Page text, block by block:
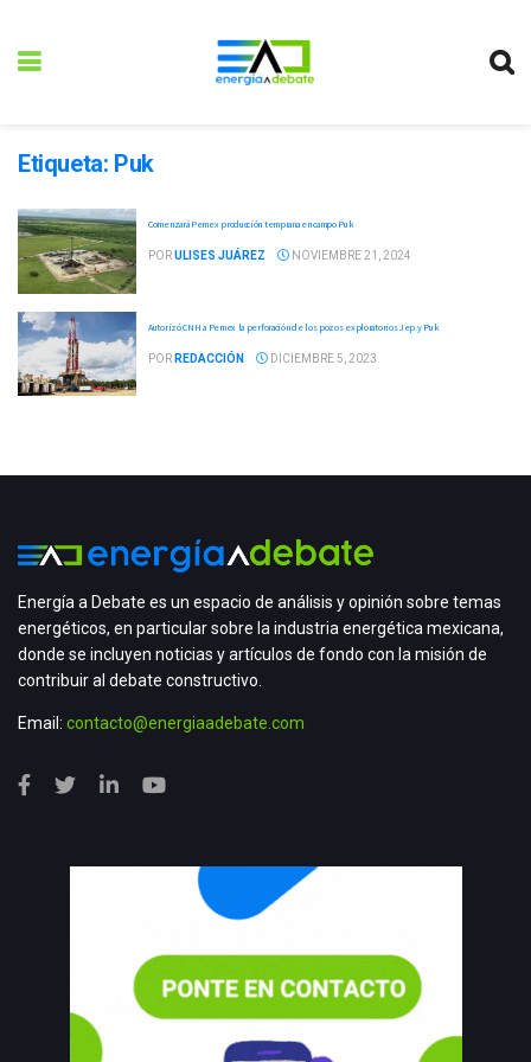
Etiqueta: Puk
Comenzará Pemex producción temprana en campo Puk
PORULISES JUÁREZ NOVIEMBRE 21, 2024
Autorizó CNH a Pemex la perforación de los pozos exploratorios Jep y Puk
POR REDACCIÓN DICIEMBRE 5, 2023
Energía a Debate es un espacio de análisis y opinión sobre temas
energéticos, en particular sobre la industria energética mexicana,
donde se incluyen noticias y artículos de fondo con la misión de
contribuir al debate constructivo.
Email: contacto@energiaadebate.com